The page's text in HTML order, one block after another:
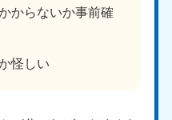
からないか事前確
怪しい